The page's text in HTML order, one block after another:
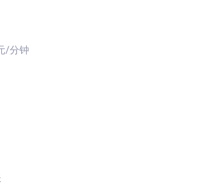
/分钟